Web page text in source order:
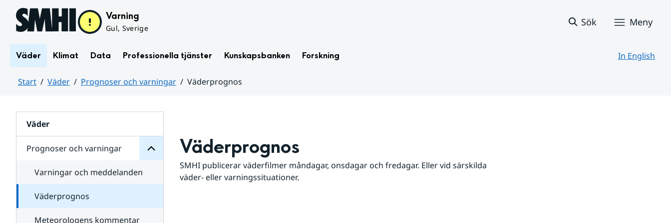
Hoppa till sidans innehåll Varning
Gul, Sverige
Sök Meny
Väder Klimat Data Professionella tjänster Kunskapsbanken Forskning In English
Start Väder Prognoser och varningar
Väderprognos
Väder
Prognoser och varningar
för
varningar
Varningar och meddelanden
Väderprognos
Meteorologens kommentar
Väderprognos
SMHI publicerar väderfilmer måndagar, onsdagar och fredagar. Eller vid särskilda
väder- eller varningssituationer.